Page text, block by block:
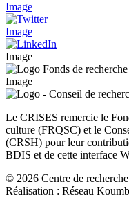
Image
Image
Image
Image
Le CRISES remercie le
culture (FRQSC) et le
(CRSH) pour leur
BDIS et de cette interface
© 2026 Centre de
Réalisation : Réseau